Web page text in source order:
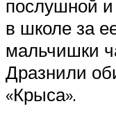
послушной и
в школе за
мальчишки
Дразнили
«Крыса».